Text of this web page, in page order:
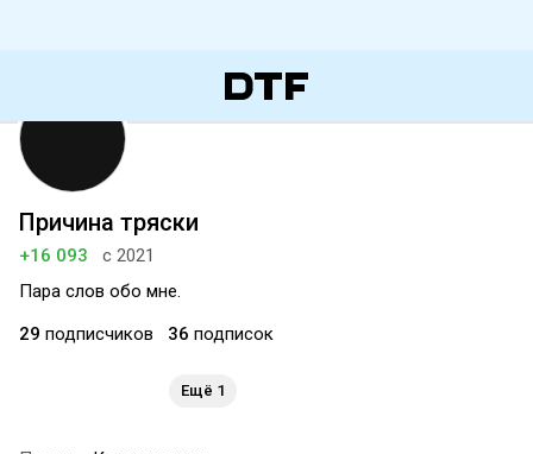
Причина тряски
+16 093
с 2021
Пара слов обо мне.
29 подписчиков 36 подписок
Ещё 1